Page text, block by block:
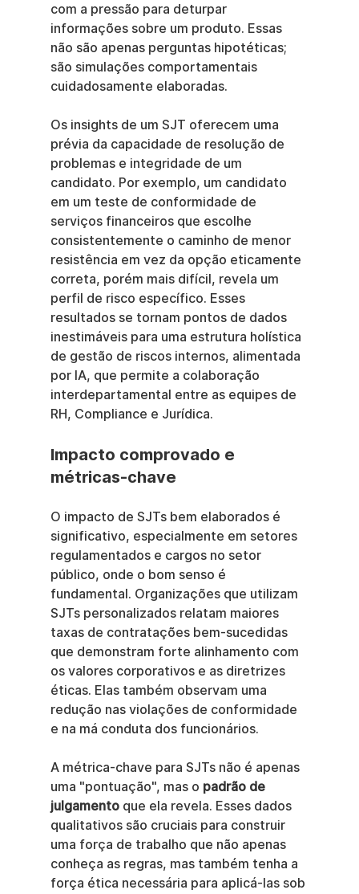
com a pressão para deturpar
informações sobre um produto. Essas
não são apenas perguntas hipotéticas;
são simulações comportamentais
cuidadosamente elaboradas.
Os insights de um SJT oferecem uma
prévia da capacidade de resolução de
problemas e integridade de um
candidato. Por exemplo, um candidato
em um teste de conformidade de
serviços financeiros que escolhe
consistentemente o caminho de menor
resistência em vez da opção eticamente
correta, porém mais difícil, revela um
perfil de risco específico. Esses
resultados se tornam pontos de dados
inestimáveis para uma estrutura holística
de gestão de riscos internos, alimentada
por IA, que permite a colaboração
interdepartamental entre as equipes de
RH, Compliance e Jurídica.
Impacto comprovado e
métricas-chave
O impacto de SJTs bem elaborados é
significativo, especialmente em setores
regulamentados e cargos no setor
público, onde o bom senso é
fundamental. Organizações que utilizam
SJTs personalizados relatam maiores
taxas de contratações bem-sucedidas
que demonstram forte alinhamento com
os valores corporativos e as diretrizes
éticas. Elas também observam uma
redução nas violações de conformidade
e na má conduta dos funcionários.
A métrica-chave para SJTs não é apenas
uma "pontuação", mas o padrão de
julgamento que ela revela. Esses dados
qualitativos são cruciais para construir
uma força de trabalho que não apenas
conheça as regras, mas também tenha a
força ética necessária para aplicá-las sob